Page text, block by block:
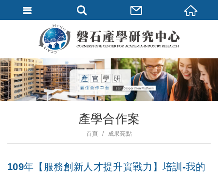
產學合作案
首頁 成果亮點
109年【服務創新人才提升實戰力】培訓-我的